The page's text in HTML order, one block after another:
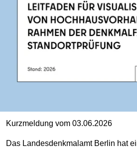
Kurzmeldung vom 03.06.2026
Das Landesdenkmalamt Berlin hat